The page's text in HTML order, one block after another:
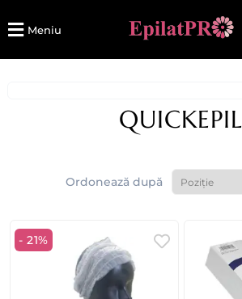
Meniu
QUICKEPIL
Ordonează după
- 21%